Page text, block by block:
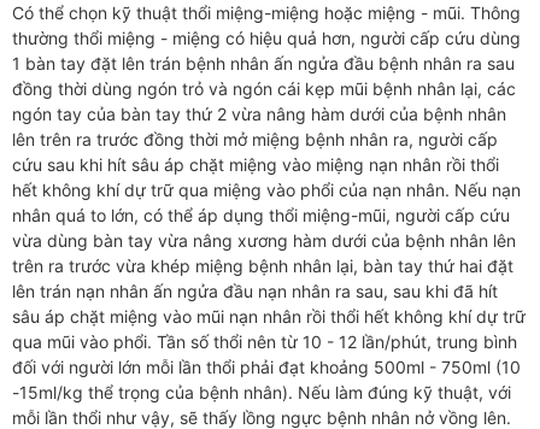
Có thể chọn kỹ thuật thổi miệng-miệng hoặc miệng - mũi. Thông
thường thổi miệng - miệng có hiệu quả hơn, người cấp cứu dùng
1 bàn tay đặt lên trán bệnh nhân ấn ngửa đầu bệnh nhân ra sau
đồng thời dùng ngón trỏ và ngón cái kẹp mũi bệnh nhân lại, các
ngón tay của bàn tay thứ 2 vừa nâng hàm dưới của bệnh nhân
lên trên ra trước đồng thời mở miệng bệnh nhân ra, người cấp
cứu sau khi hít sâu áp chặt miệng vào miệng nạn nhân rồi thổi
hết không khí dự trữ qua miệng vào phổi của nạn nhân. Nếu nạn
nhân quá to lớn, có thể áp dụng thổi miệng-mũi, người cấp cứu
vừa dùng bàn tay vừa nâng xương hàm dưới của bệnh nhân lên
trên ra trước vừa khép miệng bệnh nhân lại, bàn tay thứ hai đặt
lên trán nạn nhân ấn ngửa đầu nạn nhân ra sau, sau khi đã hít
sâu áp chặt miệng vào mũi nạn nhân rồi thổi hết không khí dự trữ
qua mũi vào phổi. Tần số thổi nên từ 10 - 12 lần/phút, trung bình
đối với người lớn mỗi lần thổi phải đạt khoảng 500ml - 750ml (10
-15ml/kg thể trọng của bệnh nhân). Nếu làm đúng kỹ thuật, với
mỗi lần thổi như vậy, sẽ thấy lồng ngực bệnh nhân nở vồng lên.